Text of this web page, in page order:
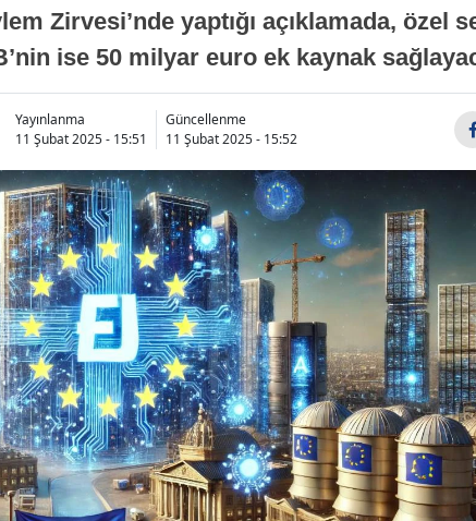
Zirvesi’nde yaptığı açıklamada, özel
ise 50 milyar euro ek kaynak
Yayınlanma
11 Şubat 2025 - 15:51
Güncellenme
11 Şubat 2025 - 15:52